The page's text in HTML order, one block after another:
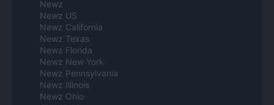
Newz
Newz US
Newz California
Newz Texas
Newz Florida
Newz New York
Newz Pennsylvania
Newz Illinois
Newz Ohio